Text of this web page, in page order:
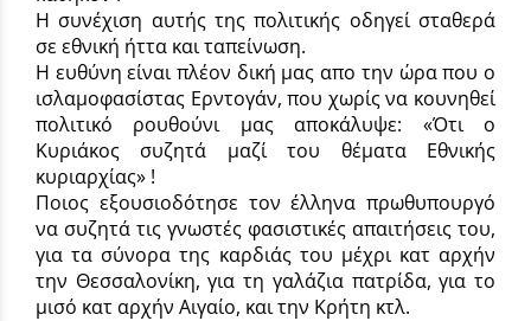
Η συνέχιση αυτής της πολιτικής οδηγεί σταθερά
σε εθνική ήττα και ταπείνωση.
Η ευθύνη είναι πλέον δική μας απο την ώρα που ο
ισλαμοφασίστας Ερντογάν, που χωρίς να κουνηθεί
πολιτικό ρουθούνι μας αποκάλυψε: «Ότι ο
Κυριάκος συζητά μαζί του θέματα Εθνικής
κυριαρχίας» !
Ποιος εξουσιοδότησε τον έλληνα πρωθυπουργό
να συζητά τις γνωστές φασιστικές απαιτήσεις του,
για τα σύνορα της καρδιάς του μέχρι κατ αρχήν
την Θεσσαλονίκη, για τη γαλάζια πατρίδα, για το
μισό κατ αρχήν Αιγαίο, και την Κρήτη κτλ.